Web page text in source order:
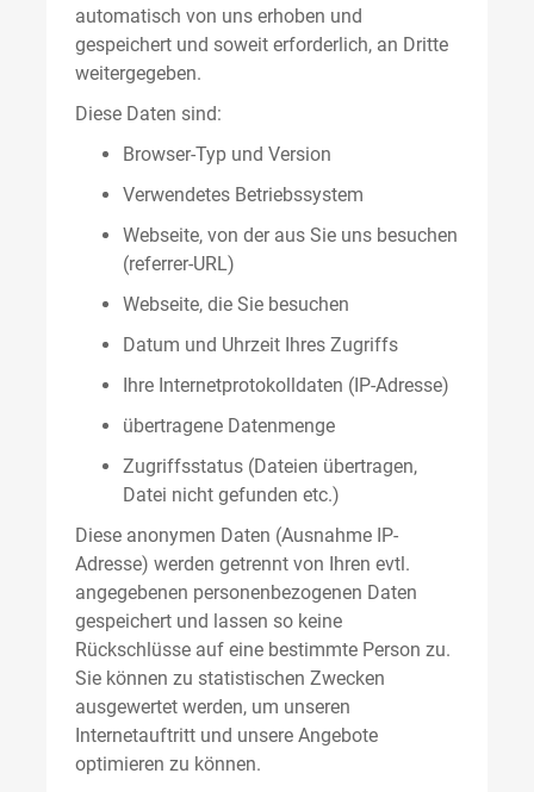
automatisch von uns erhoben und
gespeichert und soweit erforderlich, an Dritte
weitergegeben.
Diese Daten sind:
Browser-Typ und Version
Verwendetes Betriebssystem
Webseite, von der aus Sie uns besuchen
(referrer-URL)
Webseite, die Sie besuchen
Datum und Uhrzeit Ihres Zugriffs
Ihre Internetprotokolldaten (IP-Adresse)
übertragene Datenmenge
Zugriffsstatus (Dateien übertragen,
Datei nicht gefunden etc.)
Diese anonymen Daten (Ausnahme IP-
Adresse) werden getrennt von Ihren evtl.
angegebenen personenbezogenen Daten
gespeichert und lassen so keine
Rückschlüsse auf eine bestimmte Person zu.
Sie können zu statistischen Zwecken
ausgewertet werden, um unseren
Internetauftritt und unsere Angebote
optimieren zu können.